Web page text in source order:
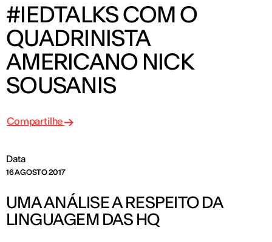
#IEDTALKS COM O
QUADRINISTA
AMERICANO NICK
SOUSANIS
Data
16 AGOSTO 2017
Compartilhe
UMA ANÁLISE A RESPEITO DA
LINGUAGEM DAS HQ